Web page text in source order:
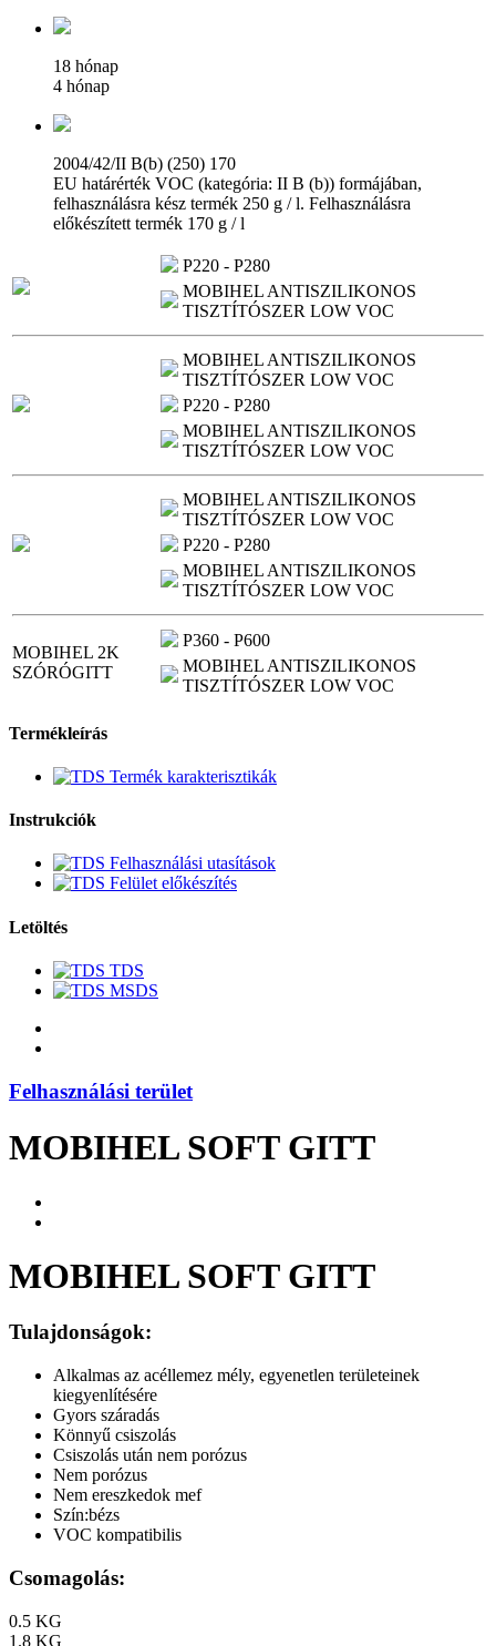
18 hónap
4 hónap
2004/42/II B(b) (250) 170
EU határérték VOC (kategória: II B (b)) formájában,
felhasználásra kész termék 250 g / l. Felhasználásra
előkészített termék 170 g / l
P220 - P280
MOBIHEL ANTISZILIKONOS
TISZTÍTÓSZER LOW VOC
MOBIHEL ANTISZILIKONOS
TISZTÍTÓSZER LOW VOC
P220 - P280
MOBIHEL ANTISZILIKONOS
TISZTÍTÓSZER LOW VOC
MOBIHEL ANTISZILIKONOS
TISZTÍTÓSZER LOW VOC
P220 - P280
MOBIHEL ANTISZILIKONOS
TISZTÍTÓSZER LOW VOC
MOBIHEL 2K
SZÓRÓGITT
P360 - P600
MOBIHEL ANTISZILIKONOS
TISZTÍTÓSZER LOW VOC
Termékleírás
Termék karakterisztikák
Instrukciók
Felhasználási utasítások
Felület előkészítés
Letöltés
TDS
MSDS
Felhasználási terület
MOBIHEL SOFT GITT
MOBIHEL SOFT GITT
Tulajdonságok:
Alkalmas az acéllemez mély, egyenetlen területeinek
kiegyenlítésére
Gyors száradás
Könnyű csiszolás
Csiszolás után nem porózus
Nem porózus
Nem ereszkedok mef
Szín:bézs
VOC kompatibilis
Csomagolás:
0.5 KG
1.8 KG